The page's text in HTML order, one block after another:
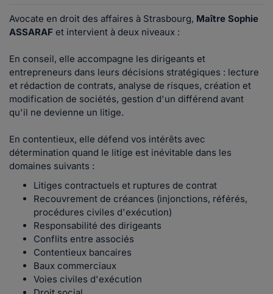
Avocate en droit des affaires à Strasbourg, Maître Sophie
ASSARAF et intervient à deux niveaux :
En conseil, elle accompagne les dirigeants et
entrepreneurs dans leurs décisions stratégiques : lecture
et rédaction de contrats, analyse de risques, création et
modification de sociétés, gestion d'un différend avant
qu'il ne devienne un litige.
En contentieux, elle défend vos intérêts avec
détermination quand le litige est inévitable dans les
domaines suivants :
Litiges contractuels et ruptures de contrat
Recouvrement de créances (injonctions, référés,
procédures civiles d'exécution)
Responsabilité des dirigeants
Conflits entre associés
Contentieux bancaires
Baux commerciaux
Voies civiles d'exécution